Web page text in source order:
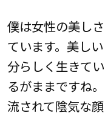
僕は女性の美し
ています。美し
分らしく生きて
るがままですね
流されて陰気な